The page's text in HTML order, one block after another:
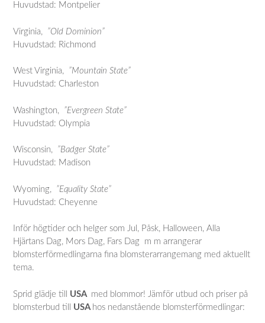
Huvudstad: Montpelier
Virginia, ”Old Dominion”
Huvudstad: Richmond
West Virginia, ”Mountain State”
Huvudstad: Charleston
Washington,
”Evergreen State”
Huvudstad: Olympia
Wisconsin, ”Badger State”
Huvudstad: Madison
Wyoming, ”Equality State”
Huvudstad: Cheyenne
Inför högtider och helger som Jul, Påsk, Halloween, Alla
Hjärtans Dag, Mors Dag, Fars Dag m m arrangerar
blomsterförmedlingarna fina blomsterarrangemang med aktuellt
tema.
Sprid glädje till USA med blommor! Jämför utbud och priser på
blomsterbud till USA hos nedanstående blomsterförmedlingar: